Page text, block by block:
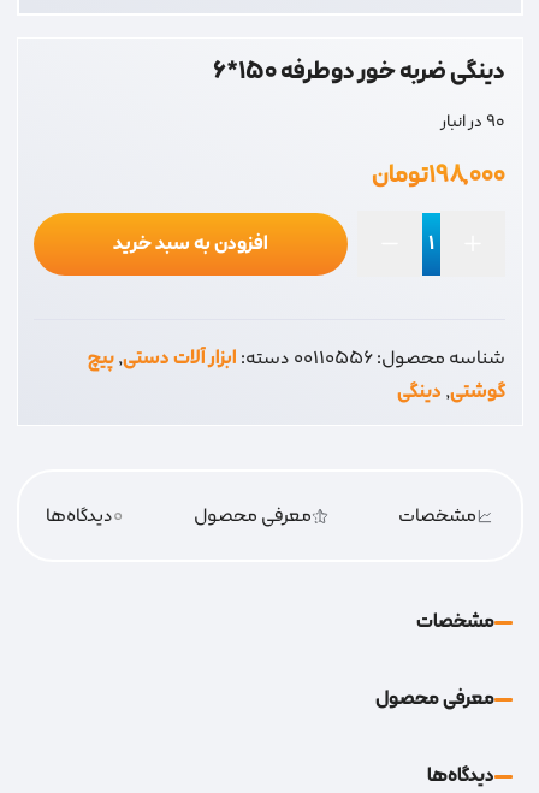
دینگی ضربه خور دوطرفه 150*6
90 در انبار
۱۹۸,۰۰۰تومان
دوطرفه
150*6
افزودن به سبد خرید
شناسه محصول:00110556دسته:ابزار آلات دستی,پیچ
گوشتی,دینگی
مشخصات معرفی محصول 0دیدگاه‌‌ها
مشخصات
معرفی محصول
دیدگاه‌‌ها